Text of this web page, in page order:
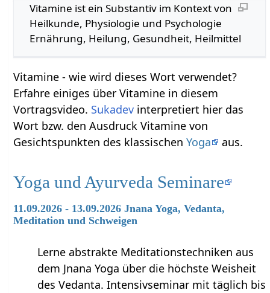
Vitamine‏‎ ist ein Substantiv im Kontext von
Heilkunde, Physiologie und Psychologie
Ernährung, Heilung, Gesundheit, Heilmittel
Vitamine‏‎ - wie wird dieses Wort verwendet?
Erfahre einiges über Vitamine‏‎ in diesem
Vortragsvideo. Sukadev interpretiert hier das
Wort bzw. den Ausdruck Vitamine‏‎ von
Gesichtspunkten des klassischenYoga aus.
Yoga und Ayurveda Seminare
11.09.2026 - 13.09.2026 Jnana Yoga, Vedanta,
Meditation und Schweigen
Lerne abstrakte Meditationstechniken aus
dem Jnana Yoga über die höchste Weisheit
des Vedanta. Intensivseminar mit täglich bis